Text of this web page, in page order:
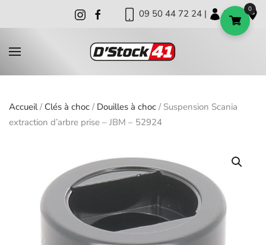
09 50 44 72 24 | | |
Accueil/ Clés à choc / Douilles à choc / Suspension Scania
extraction d’arbre prise – JBM – 52924
0